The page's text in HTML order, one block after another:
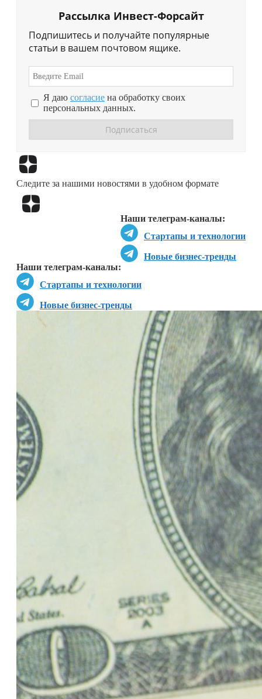
Рассылка Инвест-Форсайт
Подпишитесь и получайте популярные
статьи в вашем почтовом ящике.
Я даю согласие на обработку своих
персональных данных.
Следите за нашими новостями в удобном формате
Наши телеграм-каналы:
Стартапы и технологии
Новые бизнес-тренды
Наши телеграм-каналы:
Стартапы и технологии
Новые бизнес-тренды